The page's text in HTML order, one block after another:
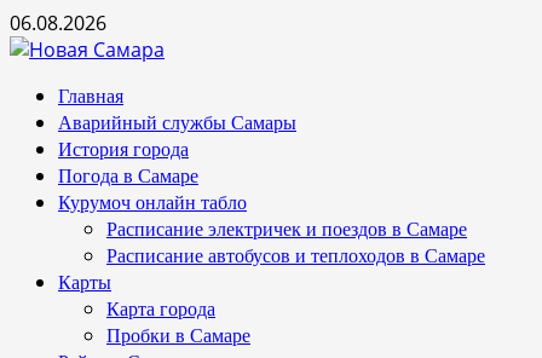
Перейти
к
06.08.2026
Основное
меню
Главная
Аварийный службы Самары
История города
Погода в Самаре
Курумоч онлайн табло
Расписание электричек и поездов в Самаре
Расписание автобусов и теплоходов в Самаре
Карты
Карта города
Пробки в Самаре